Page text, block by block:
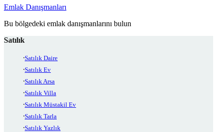
Emlak Danışmanları
Bu bölgedeki emlak danışmanlarını bulun
Satılık
Satılık Daire
Satılık Ev
Satılık Arsa
Satılık Villa
Satılık Müstakil Ev
Satılık Tarla
Satılık Yazlık